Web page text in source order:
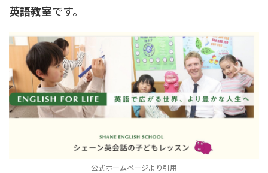
英語教室です。
公式ホームページより引用